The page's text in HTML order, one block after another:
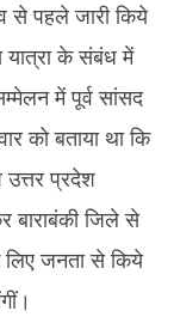
से पहले जारी किये
यात्रा के संबंध में
में पूर्व सांसद
को बताया था कि
उत्तर प्रदेश
बाराबंकी जिले से
जनता से किये